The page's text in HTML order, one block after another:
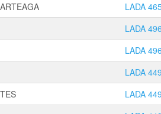
LADA
LADA 496
LADA 496
LADA 449
LADA 449